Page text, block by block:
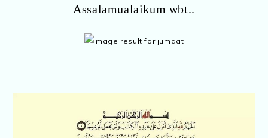
Assalamualaikum wbt..